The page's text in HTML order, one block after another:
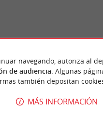
DE
navegando, autoriza al
de audiencia . Algunas
también depositan
MÁS INFORMACIÓN